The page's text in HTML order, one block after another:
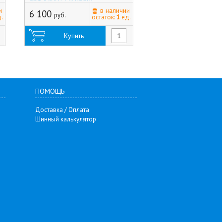
6 100 руб.
в наличии
остаток:1 ед.
Купить
ПОМОЩЬ
Доставка / Оплата
Шинный калькулятор